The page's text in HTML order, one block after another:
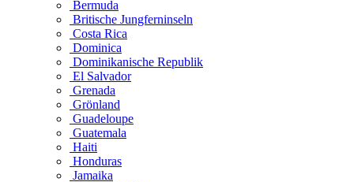
Bermuda
Britische Jungferninseln
Costa Rica
Dominica
Dominikanische Republik
El Salvador
Grenada
Grönland
Guadeloupe
Guatemala
Haiti
Honduras
Jamaika